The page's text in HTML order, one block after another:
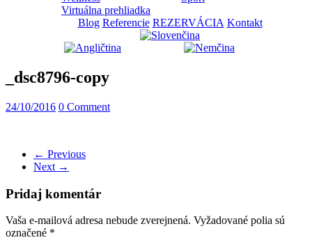
Virtuálna prehliadka
Blog Referencie REZERVÁCIA Kontakt
_dsc8796-copy
24/10/2016 0 Comment
← Previous
Next →
Pridaj komentár
Vaša e-mailová adresa nebude zverejnená. Vyžadované polia sú
označené *